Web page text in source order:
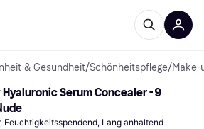
& Gesundheit/Schönheitspflege/Make-
Hyaluronic Serum Concealer - 9
Feuchtigkeitsspendend, Lang anhaltend